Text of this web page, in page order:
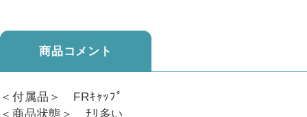
商品コメント
＜付属品＞ FRｷｬｯﾌﾟ
＜商品状態＞ ﾁﾘ多い